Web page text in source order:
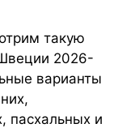
такую
2026-
варианты
пасхальных и